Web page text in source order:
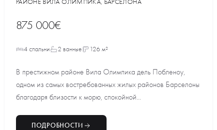
875 000€
4 спальни 2 ванные 126 м²
В престижном районе Вила Олимпика дель Побленоу,
одном из самых востребованных жилых районов Барселоны
благодаря близости к морю, спокойной...
ПОДРОБНОСТИ